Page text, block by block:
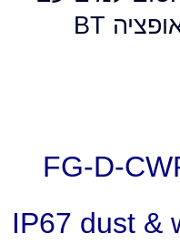
IP67 dust &